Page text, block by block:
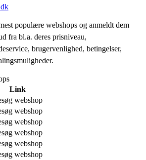
populære webshops og anmeldt dem
fra bl.a. deres prisniveau,
brugervenlighed, betingelser,
Link
webshop
webshop
webshop
webshop
webshop
webshop